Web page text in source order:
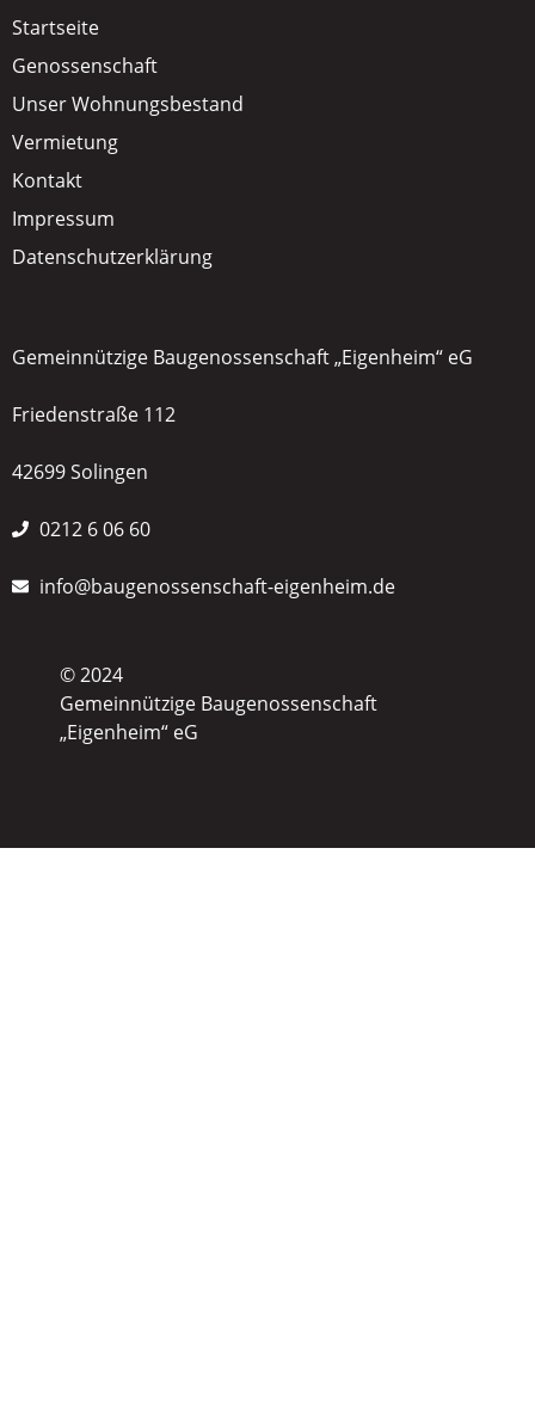
Startseite
Genossenschaft
Unser Wohnungsbestand
Vermietung
Kontakt
Impressum
Datenschutzerklärung
Gemeinnützige Baugenossenschaft „Eigenheim“ eG
Friedenstraße 112
42699 Solingen
0212 6 06 60
info@baugenossenschaft-eigenheim.de
© 2024
Gemeinnützige Baugenossenschaft
„Eigenheim“ eG